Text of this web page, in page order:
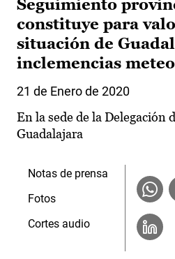
Seguimiento
constituye para
situación de
inclemencias
21 de Enero de 2020
En la sede de la Delegación
Guadalajara
Notas de prensa
Fotos
Cortes audio